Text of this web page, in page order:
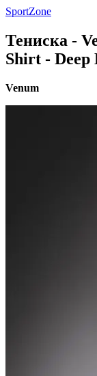
SportZone
Тениска -
Shirt - Deep
Venum